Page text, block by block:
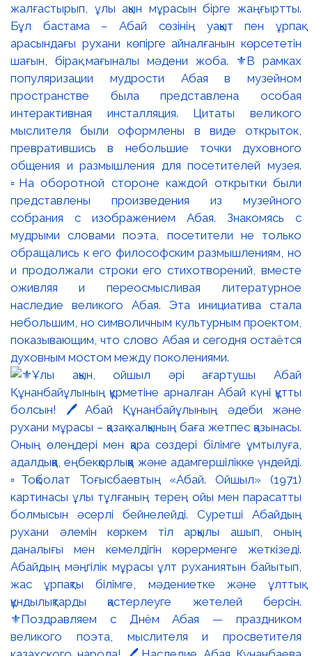
жалғастырып, ұлы ақын мұрасын бірге жаңғыртты.
Бұл бастама – Абай сөзінің уақыт пен ұрпақ
арасындағы рухани көпірге айналғанын көрсететін
шағын, бірақ мағыналы мәдени жоба. ⚜️В рамках
популяризации мудрости Абая в музейном
пространстве была представлена особая
интерактивная инсталляция. Цитаты великого
мыслителя были оформлены в виде открыток,
превратившись в небольшие точки духовного
общения и размышления для посетителей музея.
▫️На оборотной стороне каждой открытки были
представлены произведения из музейного
собрания с изображением Абая. Знакомясь с
мудрыми словами поэта, посетители не только
обращались к его философским размышлениям, но
и продолжали строки его стихотворений, вместе
оживляя и переосмысливая литературное
наследие великого Абая. Эта инициатива стала
небольшим, но символичным культурным проектом,
показывающим, что слово Абая и сегодня остаётся
духовным мостом между поколениями.